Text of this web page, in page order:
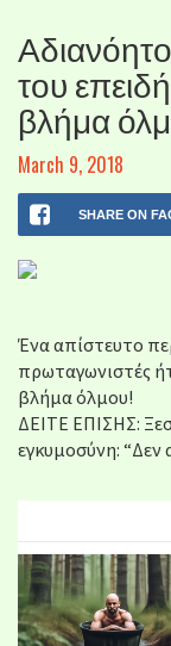
του
βλήμα
March 9, 2018
SHARE ON
Ένα απίστευτο
πρωταγωνιστές
βλήμα όλμου!
ΔΕΙΤΕ ΕΠΙΣΗΣ:
εγκυμοσύνη: